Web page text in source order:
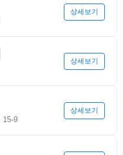
상세보기
상세보기
15-9
상세보기